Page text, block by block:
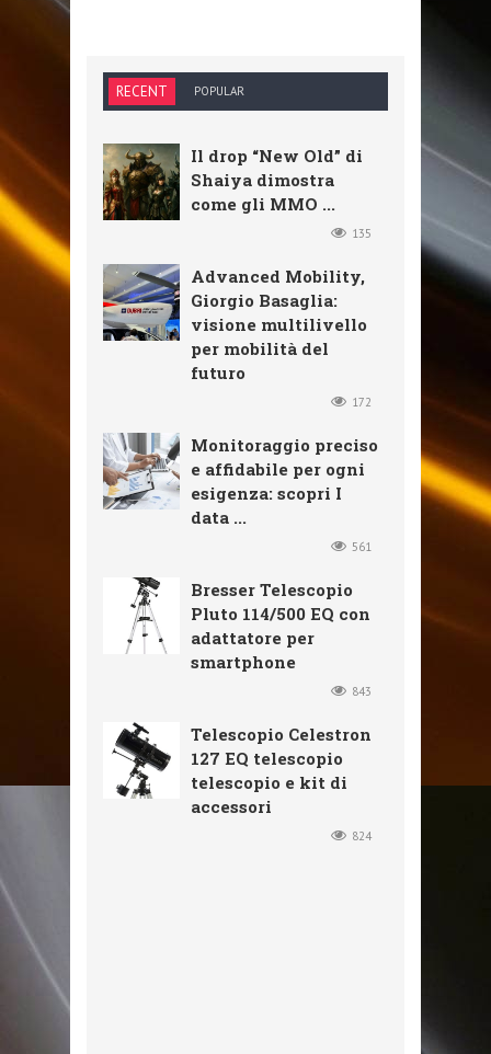
RECENT POPULAR
Il drop “New Old” di
Shaiya dimostra
come gli MMO ...
135
Advanced Mobility,
Giorgio Basaglia:
visione multilivello
per mobilità del
futuro
172
Monitoraggio preciso
e affidabile per ogni
esigenza: scopri I
data ...
561
Bresser Telescopio
Pluto 114/500 EQ con
adattatore per
smartphone
843
Telescopio Celestron
127 EQ telescopio
telescopio e kit di
accessori
824